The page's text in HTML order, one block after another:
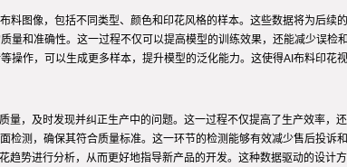
图像，包括不同类型、颜色和印花风格的样本。这些数据将为后续的
和准确性。这一过程不仅可以提高模型的训练效果，还能减少误检和
作，可以生成更多样本，提升模型的泛化能力。这使得AI布料印花
，及时发现并纠正生产中的问题。这一过程不仅提高了生产效率，还
测，确保其符合质量标准。这一环节的检测能够有效减少售后投诉
势进行分析，从而更好地指导新产品的开发。这种数据驱动的设计